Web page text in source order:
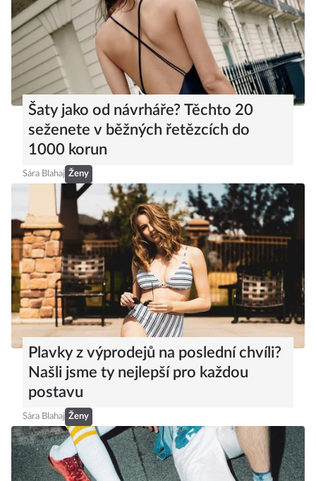
Šaty jako od návrháře? Těchto 20
seženete v běžných řetězcích do
Sára Blahaj Ženy
Plavky z výprodejů na poslední chvíli?
Našli jsme ty nejlepší pro každou
postavu
Sára Blahaj Ženy